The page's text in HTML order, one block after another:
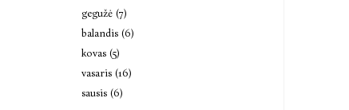
gegužė (7)
balandis (6)
kovas (5)
vasaris (16)
sausis (6)